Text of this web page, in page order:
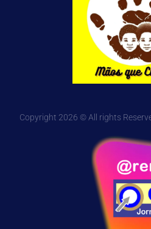
Copyright 2026 © All rights